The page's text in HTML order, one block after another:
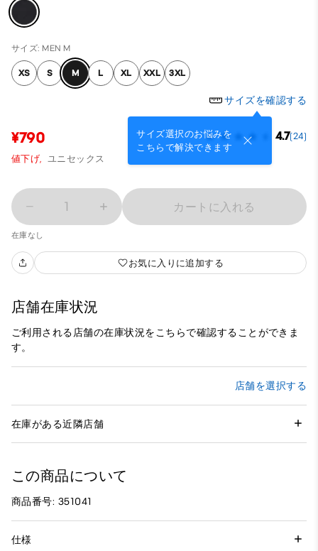
サイズ: MEN M
XS S M L XL XXL 3XL
サイズを確認する
サイズ選択のお悩みを
こちらで解決できます
¥790 4.7(24)
値下げ, ユニセックス
1 カートに入れる
在庫なし
お気に入りに追加する
店舗在庫状況
ご利用される店舗の在庫状況をこちらで確認することができま
す。
店舗を選択する
在庫がある近隣店舗
この商品について
商品番号: 351041
仕様